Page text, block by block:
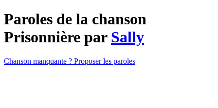
Paroles de la chanson
Prisonnière par Sally
Chanson manquante ? Proposer les paroles